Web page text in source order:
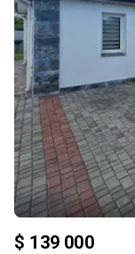
$ 139 000